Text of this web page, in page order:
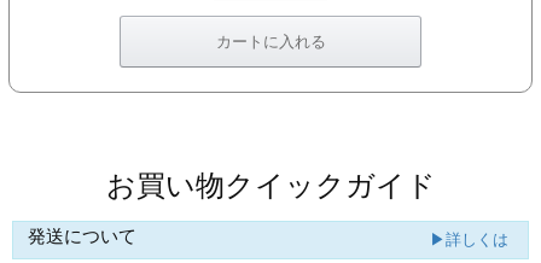
お買い物クイックガイド
発送について ▶詳しくは